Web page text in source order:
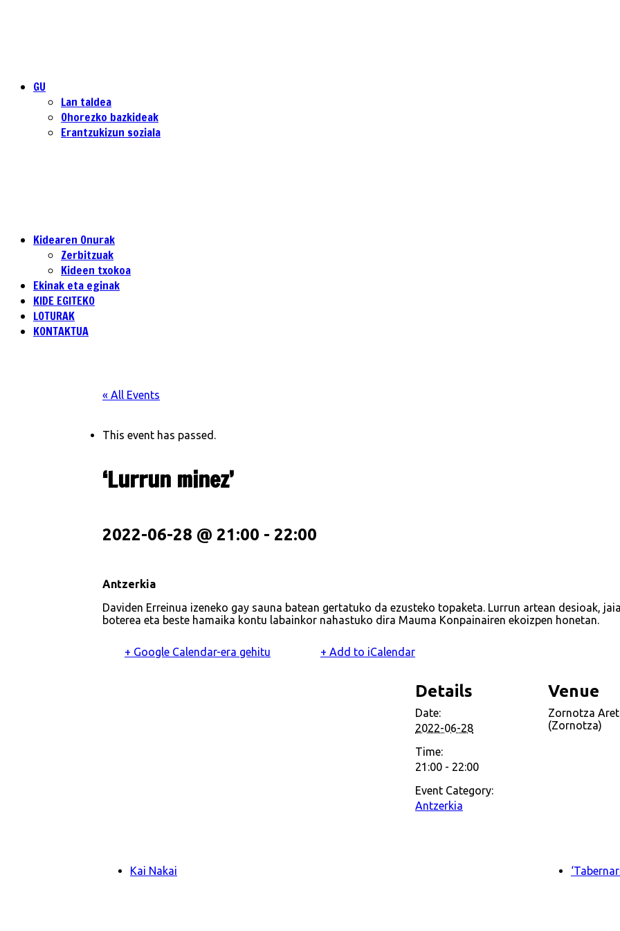
GU
Lan taldea
Ohorezko bazkideak
Erantzukizun soziala
Kidearen Onurak
Zerbitzuak
Kideen txokoa
Ekinak eta eginak
KIDE EGITEKO
LOTURAK
KONTAKTUA
« All Events
This event has passed.
‘Lurrun minez’
2022-06-28 @ 21:00 - 22:00
Antzerkia
Daviden Erreinua izeneko gay sauna batean gertatuko da ezusteko topaketa. Lurrun artean desioak,
boterea eta beste hamaika kontu labainkor nahastuko dira Mauma Konpainairen ekoizpen honetan.
+ Google Calendar-era gehitu + Add to iCalendar
Details
Date:
2022-06-28
Time:
21:00 - 22:00
Event Category:
Antzerkia
Venue
Zornotza
(Zornotza)
Kai Nakai